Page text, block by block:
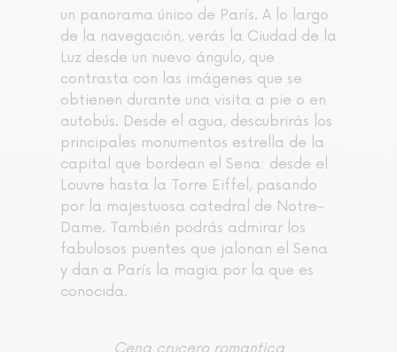
un panorama único de París. A lo largo
de la navegación, verás la Ciudad de la
Luz desde un nuevo ángulo, que
contrasta con las imágenes que se
obtienen durante una visita a pie o en
autobús. Desde el agua, descubrirás los
principales monumentos estrella de la
capital que bordean el Sena: desde el
Louvre hasta la Torre Eiffel, pasando
por la majestuosa catedral de Notre-
Dame. También podrás admirar los
fabulosos puentes que jalonan el Sena
y dan a París la magia por la que es
conocida.